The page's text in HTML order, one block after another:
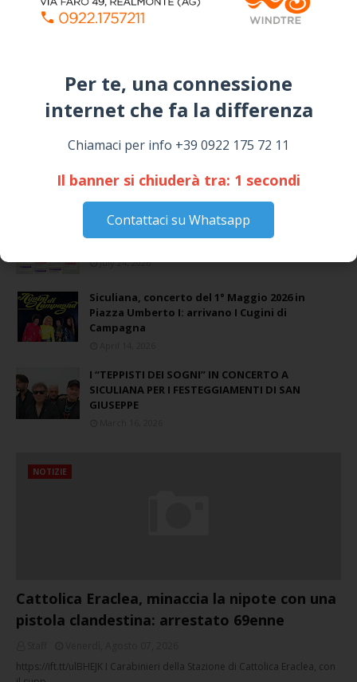
Coronavirus: messaggio del Sindaco Zambito
ai cittadini
Stefano Bissi entra nella Strada degli
Scrittori, celebrazione a Siculiana (VIDEO)
Giovedì, Luglio 30, 2026
Il vento ferma i fuochi, ma la devozione non si
domani durante la processione al “Passo”
📅 ESTATE MEDITERRANEA 2026 – COMUNE DI
July 24, 2026
Siculiana, concerto del 1° Maggio 2026 in
Piazza Umberto I: arrivano I Cugini di
Campagna
I “TEPPISTI DEI SOGNI” IN CONCERTO A
SICULIANA PER I FESTEGGIAMENTI DI SAN
GIUSEPPE
NOTIZIE
Cattolica Eraclea, minaccia la nipote con una
pistola clandestina: arrestato 69enne
https://ift.tt/ulBHEJK I Carabinieri della Stazione di Cattolica Eraclea, con